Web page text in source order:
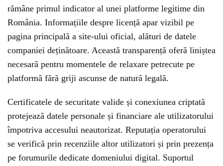
rămâne primul indicator al unei platforme legitime din
România. Informațiile despre licență apar vizibil pe
pagina principală a site-ului oficial, alături de datele
companiei deținătoare. Această transparență oferă liniștea
necesară pentru momentele de relaxare petrecute pe
platformă fără griji ascunse de natură legală.
Certificatele de securitate valide și conexiunea criptată
protejează datele personale și financiare ale utilizatorului
împotriva accesului neautorizat. Reputația operatorului
se verifică prin recenziile altor utilizatori și prin prezența
pe forumurile dedicate domeniului digital. Suportul